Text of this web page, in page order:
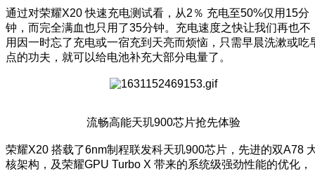
通过对荣耀X20 快速充电测试看，从2％ 充电至50%仅用15分
钟，而完全满血也只用了35分钟。充电速度之快让我们再也不
用因一时忘了充电或一宿充到天亮而烦恼，只需早晨洗漱或吃
点的功夫，就可以给电池补充大部分电量了。
流畅高能天玑900芯片抢先体验
荣耀X20 搭载了6nm制程联发科天玑900芯片，先进的双A78
核架构，及荣耀GPU Turbo X 带来的系统级强劲性能的优化，